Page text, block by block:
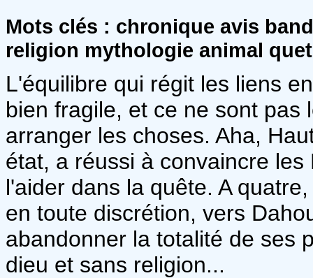
Mots clés : chronique avis
religion mythologie animal
L'équilibre qui régit les liens
bien fragile, et ce ne sont pas
arranger les choses. Aha,
état, a réussi à convaincre
l'aider dans la quête. A
en toute discrétion, vers
abandonner la totalité de ses
dieu et sans religion...